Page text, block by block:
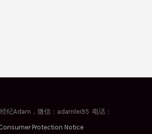
纪Adam，微信：adamlei95 电话：
Protection Notice